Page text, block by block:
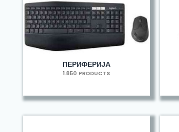
ПЕРИФЕРИЈА
1.850 PRODUCTS